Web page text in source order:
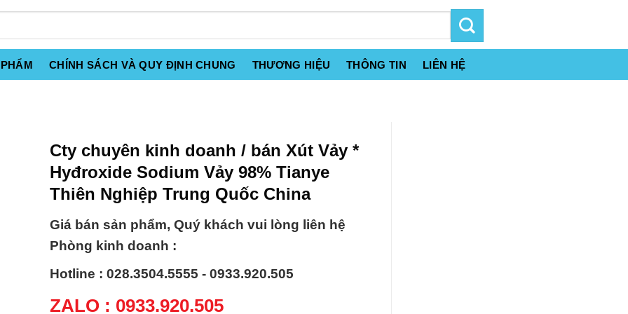
CHÍNH SÁCH VÀ QUY ĐỊNH CHUNG THƯƠNG HIỆU THÔNG TIN LIÊN HỆ
Cty chuyên kinh doanh / bán Xút Vảy *
Hyđroxide Sodium Vảy 98% Tianye
Thiên Nghiệp Trung Quốc China
Giá bán sản phẩm, Quý khách vui lòng liên hệ
Phòng kinh doanh :
Hotline : 028.3504.5555 - 0933.920.505
ZALO : 0933.920.505